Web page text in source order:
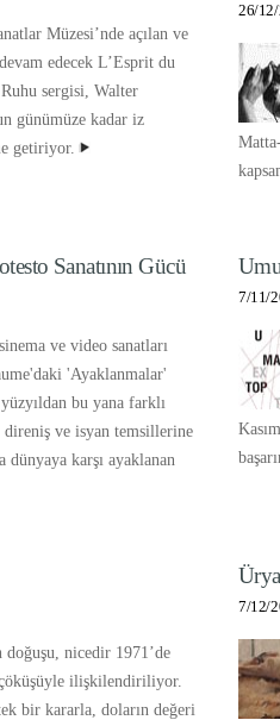
Müzesi’nde açılan ve
edecek L’Esprit du
sergisi, Walter
günümüze kadar iz
getiriyor.
26/
Sanatının Gücü
ve video sanatları
'Ayaklanmalar'
bu yana farklı
direniş ve isyan temsillerine
dünyaya karşı ayaklanan
7/11/
doğuşu, nicedir 1971’de
çöküşüyle ilişkilendiriliyor.
bir kararla, doların değeri
7/12/